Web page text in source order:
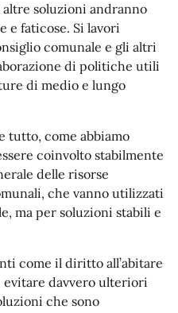
soluzioni andranno
e faticose. Si lavori
comunale e gli altri
di politiche utili
di medio e lungo
tutto, come abbiamo
coinvolto stabilmente
delle risorse
che vanno utilizzati
ma per soluzioni stabili e
come il diritto all’abitare
davvero ulteriori
che sono